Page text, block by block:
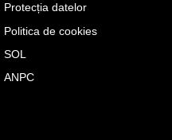
Protecția datelor
Politica de cookies
SOL
ANPC